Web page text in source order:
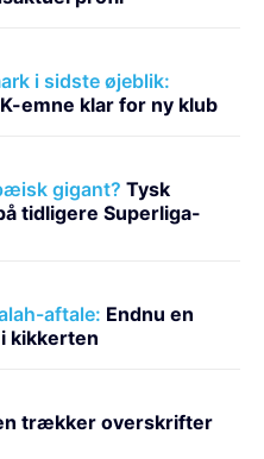
i sidste øjeblik:
emne klar for ny klub
gigant? Tysk
tidligere Superliga-
aftale: Endnu en
kikkerten
trækker overskrifter